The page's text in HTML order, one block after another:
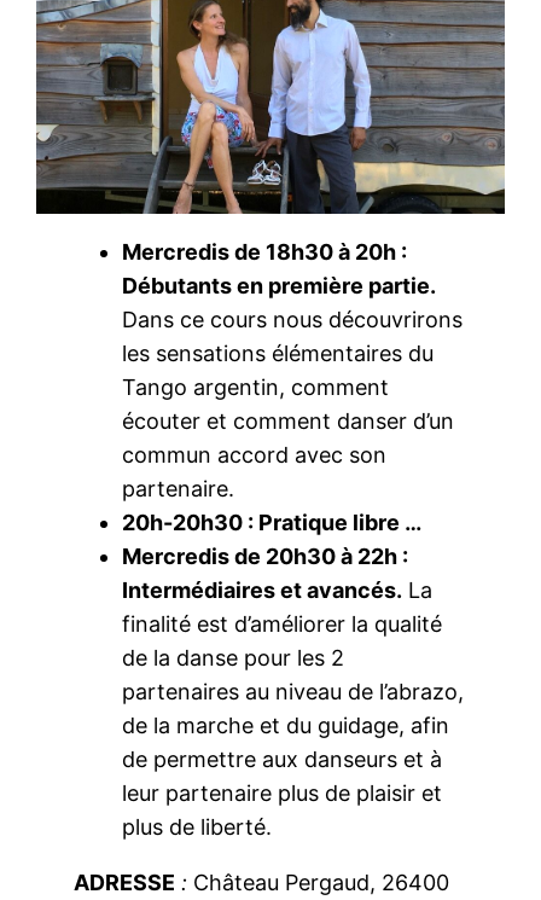
Mercredis de 18h30 à 20h :
Débutants en première partie.
Dans ce cours nous découvrirons
les sensations élémentaires du
Tango argentin, comment
écouter et comment danser d’un
commun accord avec son
partenaire.
20h-20h30 : Pratique libre …
Mercredis de 20h30 à 22h :
Intermédiaires et avancés. La
finalité est d’améliorer la qualité
de la danse pour les 2
partenaires au niveau de l’abrazo,
de la marche et du guidage, afin
de permettre aux danseurs et à
leur partenaire plus de plaisir et
plus de liberté.
ADRESSE : Château Pergaud, 26400